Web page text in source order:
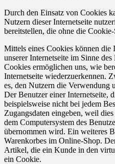
Durch den Einsatz von Cookies
Nutzern dieser Internetseite
bereitstellen, die ohne die
Mittels eines Cookies können
unserer Internetseite im Sinne
Cookies ermöglichen uns, wie
Internetseite wiederzuerkennen.
es, den Nutzern die Verwendung
Der Benutzer einer Internetseite,
beispielsweise nicht bei jedem
Zugangsdaten eingeben, weil
dem Computersystem des
übernommen wird. Ein weiteres
Warenkorbes im Online-Shop.
Artikel, die ein Kunde in den
ein Cookie.